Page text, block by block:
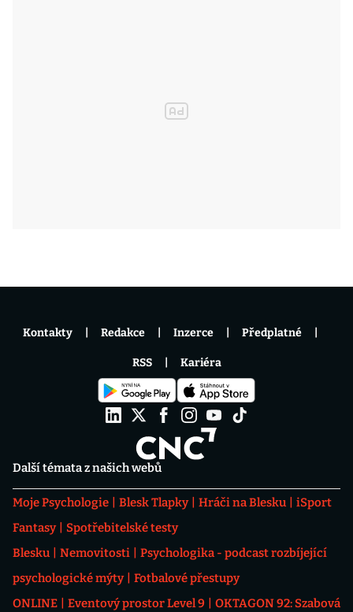
Další témata z našich webů
Moje Psychologie Blesk Tlapky Hráči na Blesku
iSport
Fantasy
Spotřebitelské testy
Blesku
Nemovitosti
Psychologika - podcast rozbíjející
psychologické mýty
Fotbalové přestupy
ONLINE
Eventový prostor Level 9
OKTAGON 92: Szabová
Kontakty Redakce Inzerce Předplatné
RSS Kariéra